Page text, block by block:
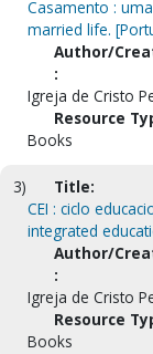
Casamento :
married life.
Author/
:
Igreja de Cristo
Resource
Books
3)
Title:
CEI : ciclo
integrated
Author/
:
Igreja de Cristo
Resource
Books